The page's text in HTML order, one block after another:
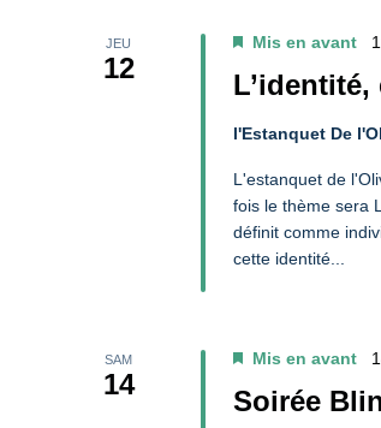
Vues
Évènements
JEU
12
Mis en avant
l'Estanquet De
L'estanquet de
fois le thème sera
définit comme
cette identité...
SAM
14
Soirée
Mis en avant